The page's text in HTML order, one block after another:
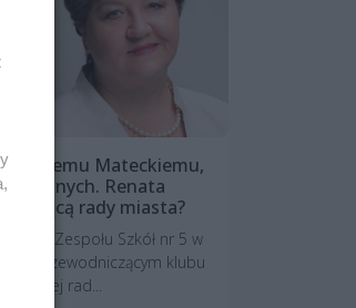
radnemu Mateckiemu,
Renata
rady miasta?
Zespołu Szkół nr 5 w
przewodniczącym klubu
rad...